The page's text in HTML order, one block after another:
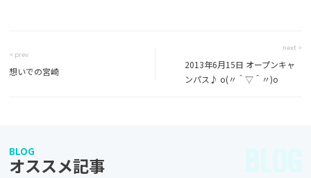
< prev
想いでの宮崎
next >
2013年6月15日 オープンキャ
ンパス♪ o(〃＾▽＾〃)o
BLOG
オススメ記事